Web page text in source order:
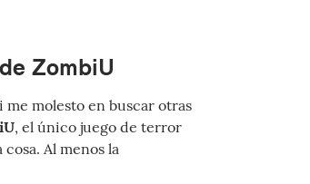
ZombiU
molesto en buscar otras
, el único juego de terror
Al menos la